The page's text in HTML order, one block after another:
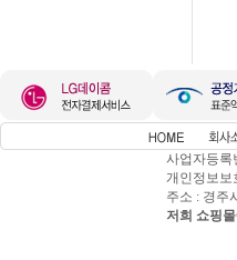
사업자등록
개인정보보
주소 : 경주
저희 쇼핑